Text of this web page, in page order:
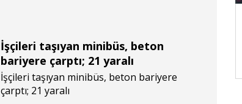
İşçileri taşıyan minibüs, beton
bariyere çarptı; 21 yaralı
İşçileri taşıyan minibüs, beton bariyere
çarptı; 21 yaralı